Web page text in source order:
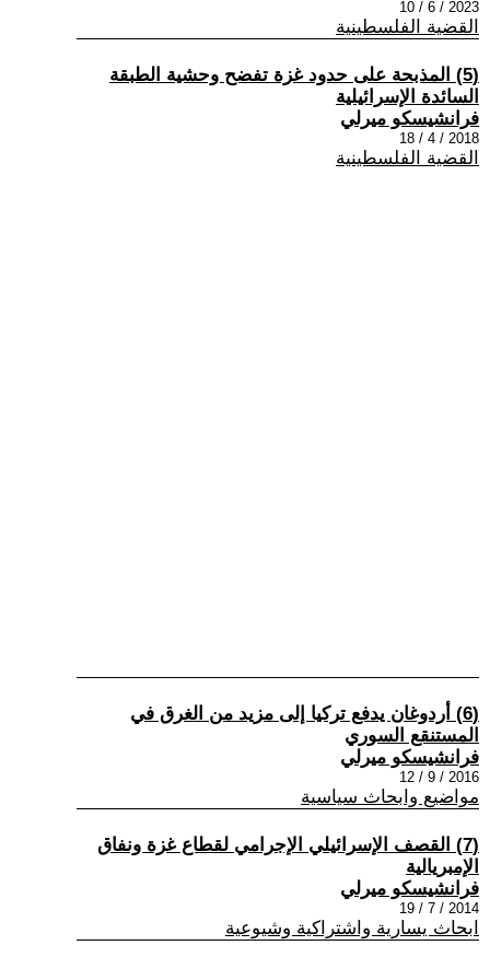
2023 / 6 / 10
القضية الفلسطينية
(5) المذبحة على حدود غزة تفضح وحشية الطبقة
السائدة الإسرائيلية
فرانشيسكو ميرلي
2018 / 4 / 18
القضية الفلسطينية
(6) أردوغان يدفع تركيا إلى مزيد من الغرق في
المستنقع السوري
فرانشيسكو ميرلي
2016 / 9 / 12
مواضيع وابحاث سياسية
(7) القصف الإسرائيلي الإجرامي لقطاع غزة ونفاق
الإمبريالية
فرانشيسكو ميرلي
2014 / 7 / 19
ابحاث يسارية واشتراكية وشيوعية